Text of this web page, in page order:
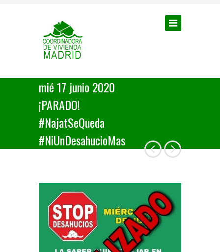
mié 17 junio 2020
¡PARADO!
#NajatSeQueda
#NiUnDesahucioMas